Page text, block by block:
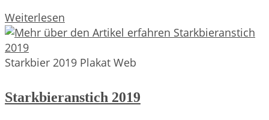
Weiterlesen
g’sund
Starkbier 2019 Plakat Web
Starkbieranstich 2019